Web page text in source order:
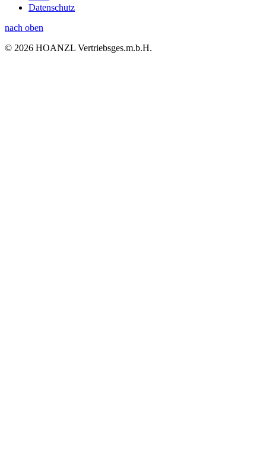
Datenschutz
nach oben
© 2026 HOANZL Vertriebsges.m.b.H.